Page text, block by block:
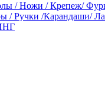
/ Ножи / Крепеж/
/ Ручки /Карандаши/